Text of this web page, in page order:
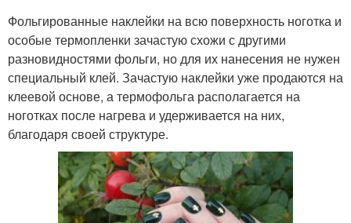
Фольгированные наклейки на всю поверхность ноготка и
особые термопленки зачастую схожи с другими
разновидностями фольги, но для их нанесения не нужен
специальный клей. Зачастую наклейки уже продаются на
клеевой основе, а термофольга располагается на
ноготках после нагрева и удерживается на них,
благодаря своей структуре.